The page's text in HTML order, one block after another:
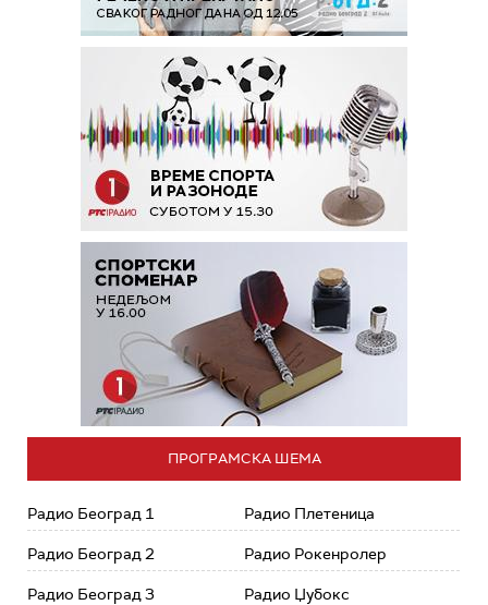
ПРОГРАМСКА ШЕМА
Радио Београд 1
Радио Београд 2
Радио Београд 3
Радио Плетеница
Радио Рокенролер
Радио Џубокс